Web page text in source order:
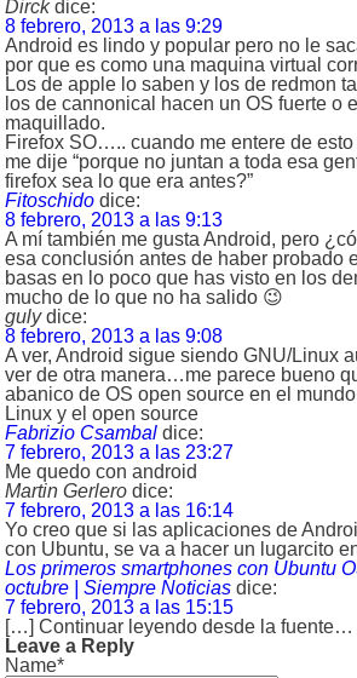
Dirck dice:
8 febrero, 2013 a las 9:29
Android es lindo y popular pero no le
por que es como una maquina virtual
Los de apple lo saben y los de redmon
los de cannonical hacen un OS fuerte o
maquillado.
Firefox SO….. cuando me entere de
me dije “porque no juntan a toda esa
firefox sea lo que era antes?”
Fitoschido dice:
8 febrero, 2013 a las 9:13
A mí también me gusta Android, pero
esa conclusión antes de haber probado
basas en lo poco que has visto en los
mucho de lo que no ha salido 😉
guly dice:
8 febrero, 2013 a las 9:08
A ver, Android sigue siendo GNU/Linux
ver de otra manera…me parece bueno
abanico de OS open source en el
Linux y el open source
Fabrizio Csambal dice:
7 febrero, 2013 a las 23:27
Me quedo con android
Martin Gerlero dice:
7 febrero, 2013 a las 16:14
Yo creo que si las aplicaciones de
con Ubuntu, se va a hacer un lugarcito
Los primeros smartphones con Ubuntu
octubre | Siempre Noticias dice:
7 febrero, 2013 a las 15:15
[…] Continuar leyendo desde la
Leave a Reply
Name*